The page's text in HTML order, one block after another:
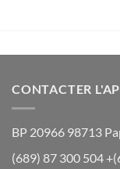
CONTACTER
BP 20966 98713
(689) 87 300 504